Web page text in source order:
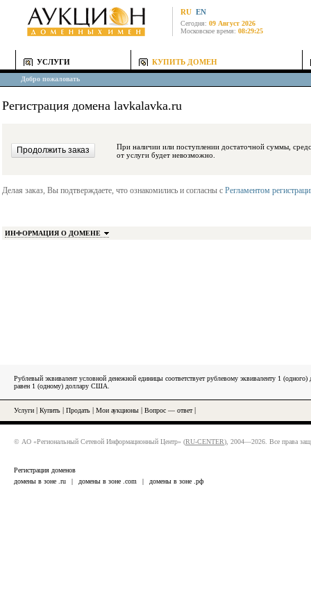
RU EN
Сегодня: 09 Август 2026
Московское время: 08:29:25
УСЛУГИ КУПИТЬ ДОМЕН
Добро пожаловать
Регистрация домена lavkalavka.ru
При наличии или поступлении достаточной суммы, средства будут
от услуги будет невозможно.
Делая заказ, Вы подтверждаете, что ознакомились и согласны с Регламентом
ИНФОРМАЦИЯ О ДОМЕНЕ
Рублевый эквивалент условной денежной единицы соответствует рублевому эквиваленту 1
равен 1 (одному) доллару США.
Услуги Купить Продать Мои аукционы Вопрос — ответ|
© АО «Региональный Сетевой Информационный Центр» (RU-CENTER), 2004—2026. Все права
Регистрация доменов
домены в зоне .ru
| домены в зоне .com | домены в зоне .рф